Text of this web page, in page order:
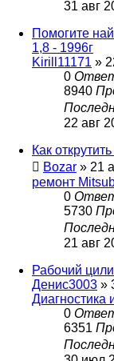
31 авг
Помогите
1,8 - 1996г
Kirill11171 »
0
8940
22 авг
Как
Bozar » 21
ремонт
0
5730
21 авг
Рабочий
Денис3003 »
Диагностика
0
6351